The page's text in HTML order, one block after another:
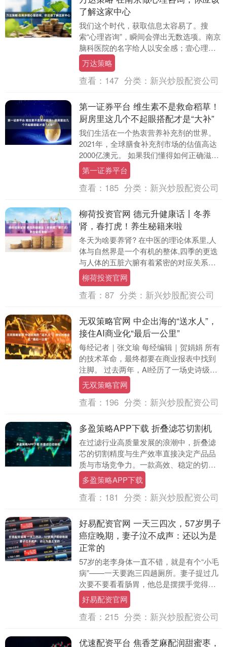
了解这家中心
我们这个时代，获取信息太容易了。搜
索“心理咨询”，瞬间会弹出无数选项。南京
脑科医院的名字给人以安全感；壹心理的
App让人感觉现代又便捷。但有时，选择过
多反而让人....
万达策略
查看： 147 分类： 新兴炒股配资公司
第一证券平台 维生素不是救命稻草！
厨房里这几个不起眼搭配才是“大补”
我们生活在一个热衷营养补充剂的世界。
2021年，全球膳食补充剂市场的估值高达
2000亿澳元。 如果我们懂得如何正确滋养
自己，大多数情况下就可以不再依赖药片
——也....
第一证券平台
查看： 185 分类： 新兴炒股配资公司
柳荷投资官网 德元升健康话丨冬养
肾，春打虎！养生秘籍来啦
冬天为啥要养肾? 在中医的理论体系里,人
体与自然界是一个有机的整体,四季的更迭
与人体的五脏六腑有着紧密的对应关系。
其中,冬季对应的正是人体的肾脏。就像
《黄帝内经....
柳荷投资官网
查看： 87 分类： 新兴炒股配资公司
无双策略官网 中企出海的“送水人”，
接住AI商业化“最后一公里”
每经记者｜张文瑜 每经编辑｜贺娟娟 所有
的技术革命，最终都要在商业报表中找到
注脚。 过去两年，AI经历了一场史诗级
的“军备竞赛”，从GPT-3到GPT-4，从千....
无双策略官网
查看： 196 分类： 新兴炒股配资公司
多盈策略APP下载 折叠滤芯切割机
在过滤行业高质量发展的浪潮中，折叠滤
芯的切割精度与生产效率直接决定产品品
质与市场竞争力。一款高效、稳定的切割
设备，成为企业降本增效、提升核心竞争
力的关键。我们的....
多盈策略APP下载
查看： 181 分类： 新兴炒股配资公司
好易配资官网 一天三四次，57岁男子
癌症晚期，妻子泣不成声：还以为是
正常的
57岁的老李身体一直不错，就是有个“小毛
病”——一天要跑三四趟厕所。妻子提过几
次要不要看看肠胃，他总是摆摆手觉得就
是年纪大了肠胃弱，是正常的。 半年前的
一天，老....
好易配资官网
查看： 215 分类： 新兴炒股配资公司
优速配资平台 焦香芝麻配润甜蜜枣，